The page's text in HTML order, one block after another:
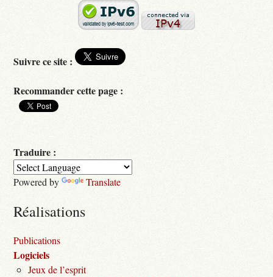
Suivre ce site :
Recommander cette page :
Traduire :
Powered by Translate
Réalisations
Publications
Logiciels
Jeux de l’esprit